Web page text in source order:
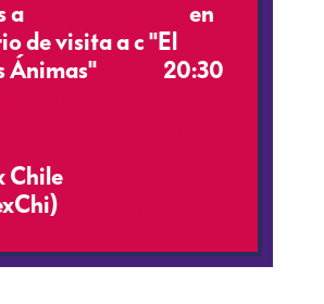
a
en
de visita a c "El
Ánimas"
20:30
Chile